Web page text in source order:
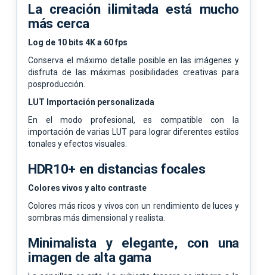
La creación ilimitada está mucho
más cerca
Log de 10 bits 4K a 60 fps
Conserva el máximo detalle posible en las imágenes y
disfruta de las máximas posibilidades creativas para
posproducción.
LUT Importación personalizada
En el modo profesional, es compatible con la
importación de varias LUT para lograr diferentes estilos
tonales y efectos visuales.
HDR10+ en distancias focales
Colores vivos y alto contraste
Colores más ricos y vivos con un rendimiento de luces y
sombras más dimensional y realista.
Minimalista y elegante, con una
imagen de alta gama